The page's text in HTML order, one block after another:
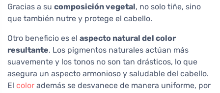
Gracias a su composición vegetal, no solo tiñe, sino
que también nutre y protege el cabello.
Otro beneficio es el aspecto natural del color
resultante. Los pigmentos naturales actúan más
suavemente y los tonos no son tan drásticos, lo que
asegura un aspecto armonioso y saludable del cabello.
El color además se desvanece de manera uniforme, por